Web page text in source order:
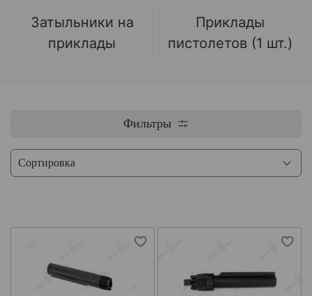
Затыльники на
приклады
Приклады
пистолетов (1 шт.)
Фильтры